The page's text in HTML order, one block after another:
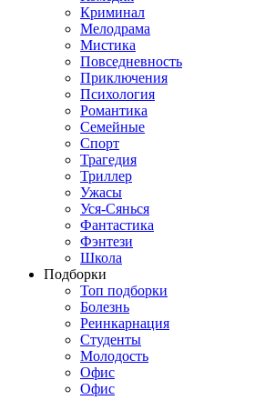
Криминал
Мелодрама
Мистика
Повседневность
Приключения
Психология
Романтика
Семейные
Спорт
Трагедия
Триллер
Ужасы
Уся-Сянься
Фантастика
Фэнтези
Школа
Подборки
Топ подборки
Болезнь
Реинкарнация
Студенты
Молодость
Офис
Офис